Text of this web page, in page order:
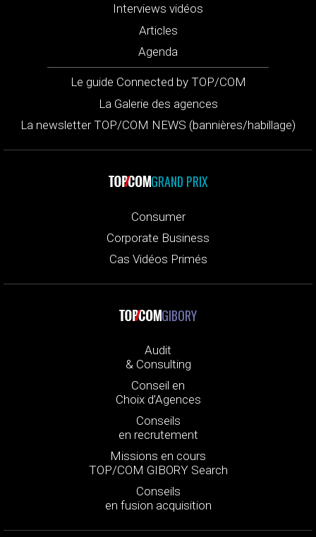
Interviews vidéos
Articles
Agenda
Le guide Connected by TOP/COM
La Galerie des agences
La newsletter TOP/COM NEWS (bannières/habillage)
GRAND PRIX
Consumer
Corporate Business
Cas Vidéos Primés
GIBORY
Audit
& Consulting
Conseil en
Choix d’Agences
Conseils
en recrutement
Missions en cours
TOP/COM GIBORY Search
Conseils
en fusion acquisition